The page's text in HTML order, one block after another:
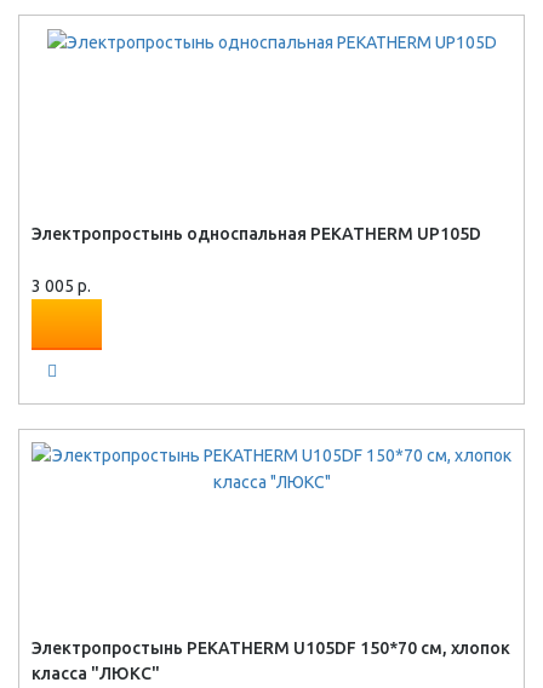
Электропростынь односпальная PEKATHERM UP105D
3 005 р.
Электропростынь PEKATHERM U105DF 150*70 см, хлопок
класса "ЛЮКС"